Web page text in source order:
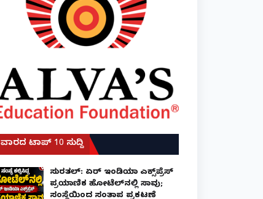
ವಾರದ ಟಾಪ್ 10 ಸುದ್ದಿ
ಸುರತ್ಕಲ್: ಏರ್ ಇಂಡಿಯಾ ಎಕ್ಸ್‌ಪ್ರೆಸ್
ಪ್ರಯಾಣಿಕ ಹೋಟೆಲ್‌ನಲ್ಲಿ ಸಾವು;
ಸಂಸ್ಥೆಯಿಂದ ಸಂತಾಪ ಪ್ರಕಟಣೆ